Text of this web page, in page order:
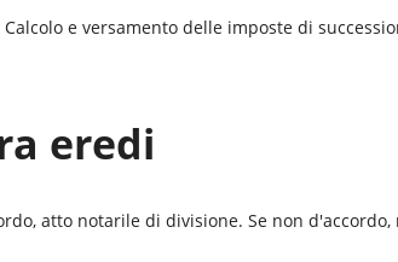
e versamento delle imposte di
eredi
atto notarile di divisione. Se non